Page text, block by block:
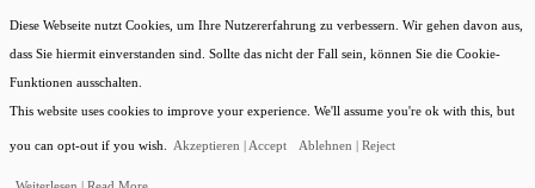
Diese Webseite nutzt Cookies, um Ihre Nutzererfahrung zu verbessern. Wir gehen davon aus,
dass Sie hiermit einverstanden sind. Sollte das nicht der Fall sein, können Sie die Cookie-
Funktionen ausschalten.
This website uses cookies to improve your experience. We'll assume you're ok with this, but
you can opt-out if you wish. Akzeptieren | Accept Ablehnen | Reject